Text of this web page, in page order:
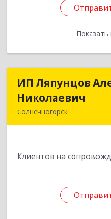
Показать
ИП Ляпунцов
Николаевич
Солнечногорск
Клиентов на
ИП